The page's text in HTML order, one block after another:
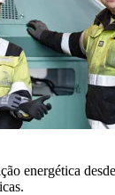
energética